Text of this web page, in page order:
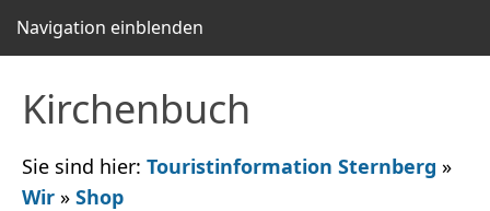
Navigation einblenden
Kirchenbuch
Sie sind hier: Touristinformation Sternberg »
Wir » Shop